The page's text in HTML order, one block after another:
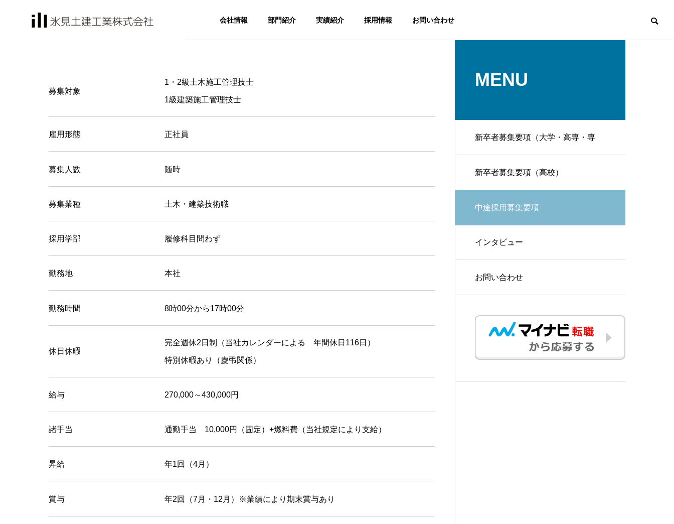
会社情報 部門紹介 実績紹介 採用情報 お問い合わせ
COMPANY
TOPMESSAGE
トップメッセージ
MANAGEMENT SYSTEM
SERVICE
Civil engineering Construction
募集対象
1・2級土木施工管理技士
1級建築施工管理技士
雇用形態 正社員
募集人数 随時
募集業種 土木・建築技術職
採用学部 履修科目問わず
勤務地 本社
勤務時間 8時00分から17時00分
休日休暇
完全週休2日制（当社カレンダーによる 年間休日116日）
特別休暇あり（慶弔関係）
給与 270,000～430,000円
諸手当 通勤手当 10,000円（固定）+燃料費（当社規定により支給）
昇給 年1回（4月）
賞与 年2回（7月・12月）※業績により期末賞与あり
MENU
新卒者募集要項（大学・高専・専
門）
新卒者募集要項（高校）
中途採用募集要項
インタビュー
お問い合わせ